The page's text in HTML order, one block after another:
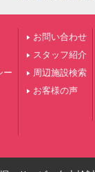
ー
お問い合わせ
スタッフ紹介
周辺施設検索
お客様の声